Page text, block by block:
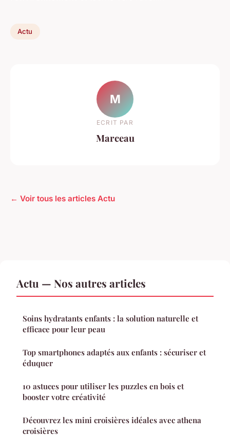
Actu
M
ECRIT PAR
Marceau
← Voir tous les articles Actu
Actu — Nos autres articles
Soins hydratants enfants : la solution naturelle et
efficace pour leur peau
Top smartphones adaptés aux enfants : sécuriser et
éduquer
10 astuces pour utiliser les puzzles en bois et
booster votre créativité
Découvrez les mini croisières idéales avec athena
croisières